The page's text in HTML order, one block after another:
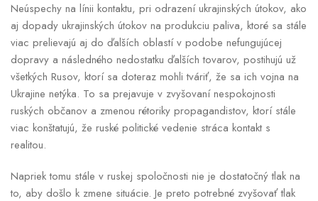
Neúspechy na línii kontaktu, pri odrazení ukrajinských útokov, ako
aj dopady ukrajinských útokov na produkciu paliva, ktoré sa stále
viac prelievajú aj do ďalších oblastí v podobe nefungujúcej
dopravy a následného nedostatku ďalších tovarov, postihujú už
všetkých Rusov, ktorí sa doteraz mohli tváriť, že sa ich vojna na
Ukrajine netýka. To sa prejavuje v zvyšovaní nespokojnosti
ruských občanov a zmenou rétoriky propagandistov, ktorí stále
viac konštatujú, že ruské politické vedenie stráca kontakt s
realitou.
Napriek tomu stále v ruskej spoločnosti nie je dostatočný tlak na
to, aby došlo k zmene situácie. Je preto potrebné zvyšovať tlak